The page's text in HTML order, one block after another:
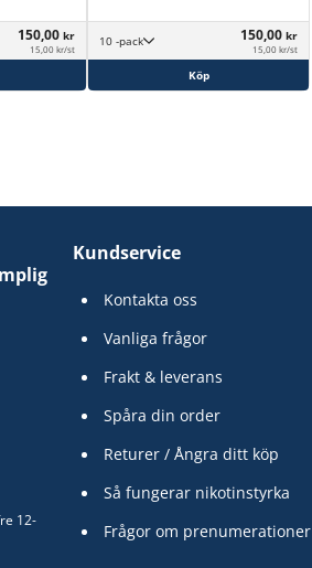
150,00 kr
15,00 kr/st
10 -pack 150,00 kr
15,00 kr/st
Köp
12-
Kundservice
Kontakta oss
Vanliga frågor
Frakt & leverans
Spåra din order
Returer / Ångra ditt köp
Så fungerar nikotinstyrka
Frågor om prenumerationer